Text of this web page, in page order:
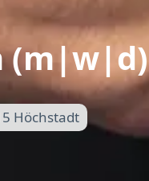
(m|w|d)
Höchstadt